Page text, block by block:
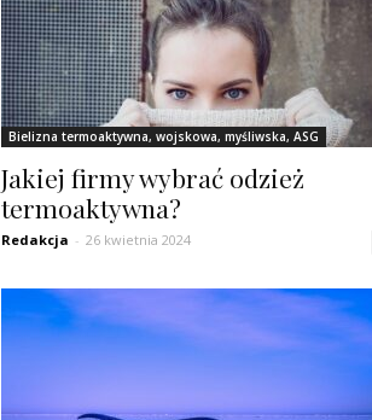
Bielizna termoaktywna, wojskowa, myśliwska, ASG
Jakiej firmy wybrać odzież
termoaktywna?
Redakcja - 26 kwietnia 2024